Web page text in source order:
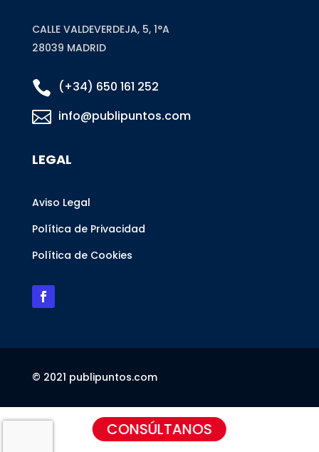
CALLE VALDEVERDEJA, 5, 1°A
28039 MADRID
 (+34) 650 161 252
 info@publipuntos.com
LEGAL
Aviso Legal
Política de Privacidad
Política de Cookies
© 2021 publipuntos.com
CONSÚLTANOS